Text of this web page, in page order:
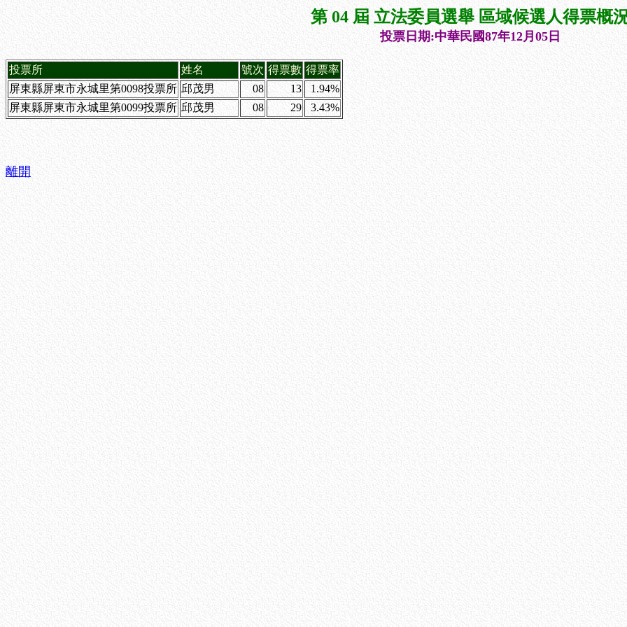
第 04 屆 立法委員選舉 區域候選人得票概
投票日期:中華民國87年12月05日
投票所 姓名 號次 得票數 得票率
屏東縣屏東市永城里第0098投票所 邱茂男 08 13
1.94%
屏東縣屏東市永城里第0099投票所 邱茂男 08 29 3.43%
離開